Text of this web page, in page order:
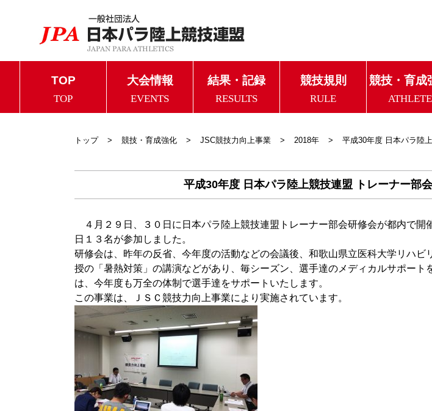
TOP
TOP
大会情報
EVENTS
結果・記録
RESULTS
競技規則
RULE
競技・育成
ATHLETE
トップ 競技・育成強化 JSC競技力向上事業 2018年 平成30年度 日本パラ陸
平成30年度 日本パラ陸上競技連盟 トレーナー部
４月２９日、３０日に日本パラ陸上競技連盟トレーナー部会研修会が都内で開
日１３名が参加しました。
研修会は、昨年の反省、今年度の活動などの会議後、和歌山県立医科大学リハビ
授の「暑熱対策」の講演などがあり、毎シーズン、選手達のメディカルサポート
は、今年度も万全の体制で選手達をサポートいたします。
この事業は、ＪＳＣ競技力向上事業により実施されています。